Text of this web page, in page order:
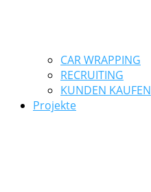
CAR WRAPPING
RECRUITING
KUNDEN KAUFEN
Projekte